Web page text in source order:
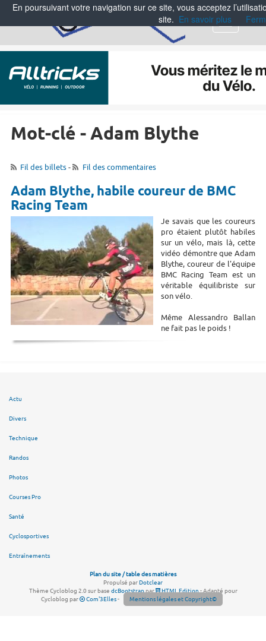
Menu
Mot-clé - Adam Blythe
Fil des billets- Fil des commentaires
Adam Blythe, habile coureur de BMC
Racing Team
Je savais que les coureurs
pro étaient plutôt habiles
sur un vélo, mais là, cette
vidéo démontre que Adam
Blythe, coureur de l'équipe
BMC Racing Team est un
véritable équilibriste sur
son vélo.
Même Alessandro Ballan
ne fait pas le poids !
Actu
Divers
Technique
Randos
Photos
Courses Pro
Santé
Cyclosportives
Entraînements
Plan du site / table des matières
Propulsé parDotclear
Thème Cycloblog 2.0 sur base dcBootstrappar HTML Edition- Adapté pour
Cycloblog par
Com'3Elles- Mentions légales et Copyright©
En poursuivant votre navigation sur ce site, vous acceptez
site. En savoir plus